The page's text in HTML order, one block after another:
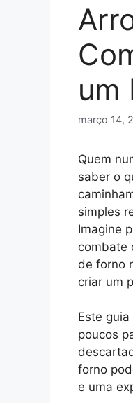
um
março 14,
Quem
saber o
simples
Imagine
combate
de forno
criar um
Este
poucos
forno
e uma